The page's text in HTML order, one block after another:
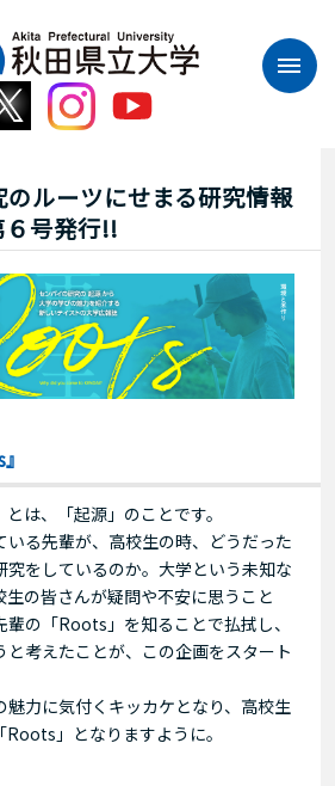
ルーツにせまる研究情報
号発行!!
とは、「起源」のことです。
る先輩が、高校生の時、どうだった
究をしているのか。大学という未知な
生の皆さんが疑問や不安に思うこと
の「Roots」を知ることで払拭し、
と考えたことが、この企画をスタート
力に気付くキッカケとなり、高校生
」となりますように。